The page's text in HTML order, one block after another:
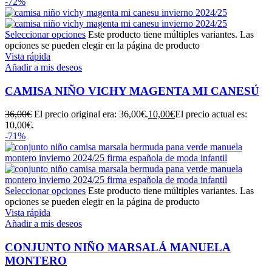
Seleccionar opciones Este producto tiene múltiples variantes. Las
opciones se pueden elegir en la página de producto
Vista rápida
Añadir a mis deseos
CAMISA NIÑO VICHY MAGENTA MI CANESÚ
36,00€ El precio original era: 36,00€.10,00€El precio actual es:
10,00€.
-71%
Seleccionar opciones Este producto tiene múltiples variantes. Las
opciones se pueden elegir en la página de producto
Vista rápida
Añadir a mis deseos
CONJUNTO NIÑO MARSALÁ MANUELA
MONTERO